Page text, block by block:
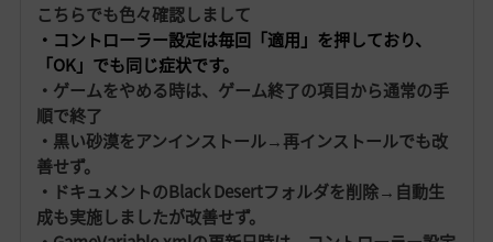
こちらでも色々確認しまして
・コントローラー設定は毎回「適用」を押しており、
「OK」でも同じ症状です。
・ゲームをやめる時は、ゲーム終了の項目から通常の手
順で終了
・黒い砂漠をアンインストール→再インストールでも改
善せず。
・ドキュメントのBlack Desertフォルダを削除→自動生
成も実施しましたが改善せず。